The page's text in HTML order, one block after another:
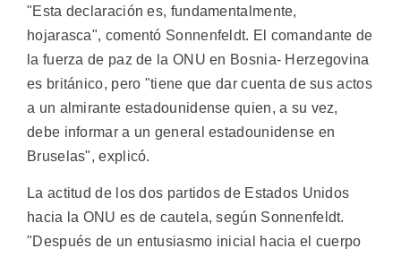
"Esta declaración es, fundamentalmente,
hojarasca", comentó Sonnenfeldt. El comandante de
la fuerza de paz de la ONU en Bosnia- Herzegovina
es británico, pero "tiene que dar cuenta de sus actos
a un almirante estadounidense quien, a su vez,
debe informar a un general estadounidense en
Bruselas", explicó.
La actitud de los dos partidos de Estados Unidos
hacia la ONU es de cautela, según Sonnenfeldt.
"Después de un entusiasmo inicial hacia el cuerpo